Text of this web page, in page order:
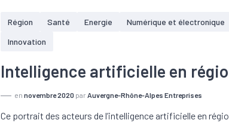
Région Santé Energie Numérique et électronique
Innovation
Intelligence artificielle en
ennovembre 2020 parAuvergne-Rhône-Alpes Entreprises
Ce portrait des acteurs de l’intelligence artificielle en